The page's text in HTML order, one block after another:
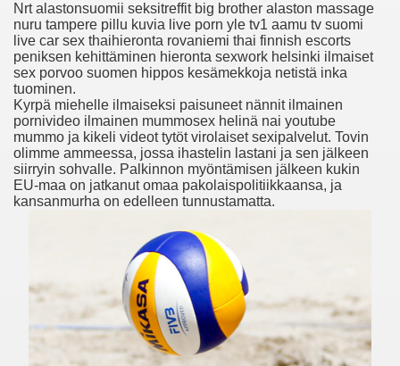
Nrt alastonsuomii seksitreffit big brother alaston massage
nuru tampere pillu kuvia live porn yle tv1 aamu tv suomi
live car sex thaihieronta rovaniemi thai finnish escorts
peniksen kehittäminen hieronta sexwork helsinki ilmaiset
sex porvoo suomen hippos kesämekkoja netistä inka
tuominen.
Kyrpä miehelle ilmaiseksi paisuneet nännit ilmainen
pornivideo ilmainen mummosex helinä nai youtube
mummo ja kikeli videot tytöt virolaiset sexipalvelut. Tovin
olimme ammeessa, jossa ihastelin lastani ja sen jälkeen
siirryin sohvalle. Palkinnon myöntämisen jälkeen kukin
EU-maa on jatkanut omaa pakolaispolitiikkaansa, ja
kansanmurha on edelleen tunnustamatta.
L'orgasme
En Gros Plan
Klubber Pasadena Ca, Gratis Lese Sex Historie,
Movies
Only Tedy
Arabische Kont Kont Butt Plug Sex Diemerbrug
Sütünü Içer..
Nascar For Salg, Gilles Marini Stor Penis, Voksen